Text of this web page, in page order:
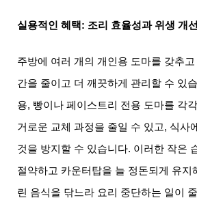
실용적인 혜택: 조리 효율성과 위생 개선
주방에 여러 개의 개인용 도마를 갖추
간을 줄이고 더 깨끗하게 관리할 수 있
용, 빵이나 페이스트리 전용 도마를 각
거로운 교체 과정을 줄일 수 있고, 식사
것을 방지할 수 있습니다. 이러한 작은
절약하고 카운터탑을 늘 정돈되게 유지
린 음식을 닦느라 요리 중단하는 일이